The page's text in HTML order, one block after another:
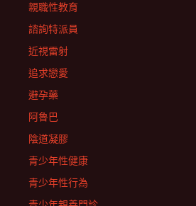
親職性教育
諮詢特派員
近視雷射
追求戀愛
避孕藥
阿魯巴
陰道凝膠
青少年性健康
青少年性行為